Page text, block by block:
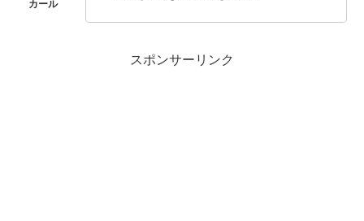
スポンサーリンク